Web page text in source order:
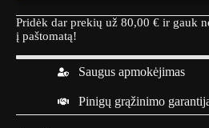
Pridėk dar prekių už 80,00 € ir gauk
į paštomatą!
Saugus apmokėjimas
Pinigų grąžinimo